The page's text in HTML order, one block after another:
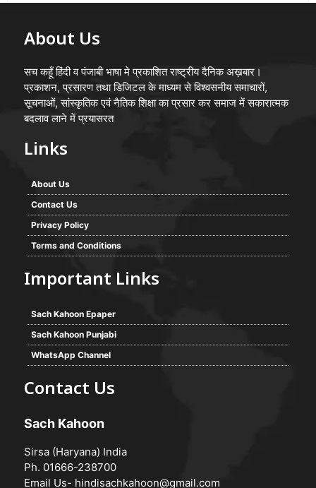
About Us
सच कहूँ हिंदी व पंजाबी भाषा मे प्रकाशित राष्ट्रीय दैनिक अख़बार।
प्रकाशन, प्रसारण तथा डिजिटल के माध्यम से विश्वसनीय समाचारों,
सूचनाओं, सांस्कृतिक एवं नैतिक शिक्षा का प्रसार कर समाज में सकारात्मक
बदलाव लाने में प्रयासरत
Links
About Us
Contact Us
Privacy Policy
Terms and Conditions
Important Links
Sach Kahoon Epaper
Sach Kahoon Punjabi
WhatsApp Channel
Contact Us
Sach Kahoon
Sirsa (Haryana) India
Ph. 01666-238700
Email Us- hindisachkahoon@gmail.com